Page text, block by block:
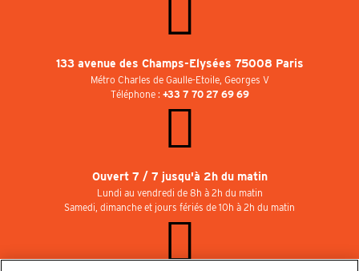
133 avenue des Champs-Elysées 75008 Paris
Métro Charles de Gaulle-Etoile, Georges V
Téléphone : +33 7 70 27 69 69
Ouvert 7 / 7 jusqu'à 2h du matin
Lundi au vendredi de 8h à 2h du matin
Samedi, dimanche et jours fériés de 10h à 2h du matin